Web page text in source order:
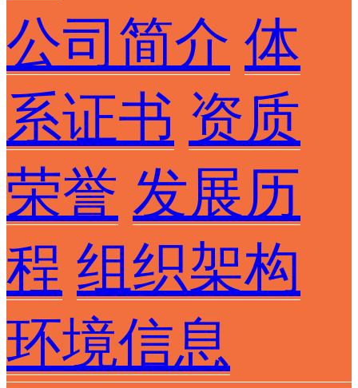
公司简介 体
系证书 资质
荣誉 发展历
程 组织架构
环境信息